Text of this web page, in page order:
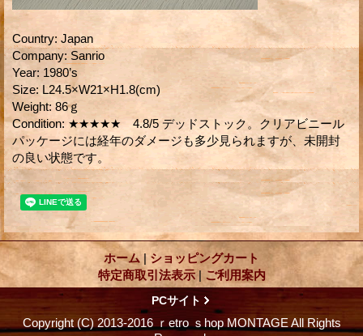
Country: Japan
Company: Sanrio
Year: 1980’s
Size: L24.5×W21×H1.8(cm)
Weight: 86ｇ
Condition: ★★★★★ 4.8/5 デッドストック。クリアビニール
パッケージには経年のダメージも多少見られますが、未開封
の良い状態です。
ホーム | ショッピングカート
特定商取引法表示 | ご利用案内
PCサイト
Copyright (C) 2013-2016 ｒetro ｓhop MONTAGE All Rights